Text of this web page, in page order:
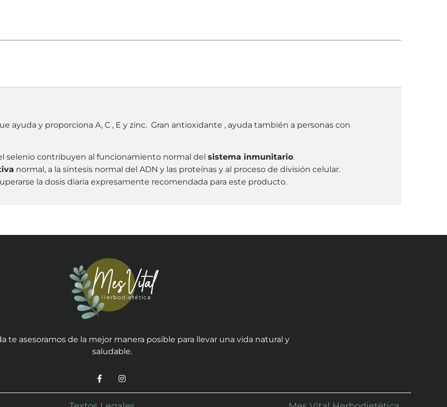
ayuda y proporciona A, C , E y zinc. Gran antioxidante , ayuda también a personas con
selenio contribuyen al funcionamiento normal del sistema inmunitario.
normal, a la síntesis normal del ADN y las proteínas y al proceso de división celular.
la dosis diaria expresamente recomendada para este producto.
te asesoramos de la mejor manera posible para llevar una vida natural y
saludable.